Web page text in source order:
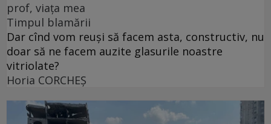
prof, viața mea
Timpul blamării
Dar cînd vom reuși să facem asta, constructiv, nu
doar să ne facem auzite glasurile noastre
vitriolate?
Horia CORCHEŞ